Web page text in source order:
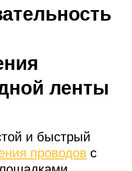
ленты
и быстрый
проводов с